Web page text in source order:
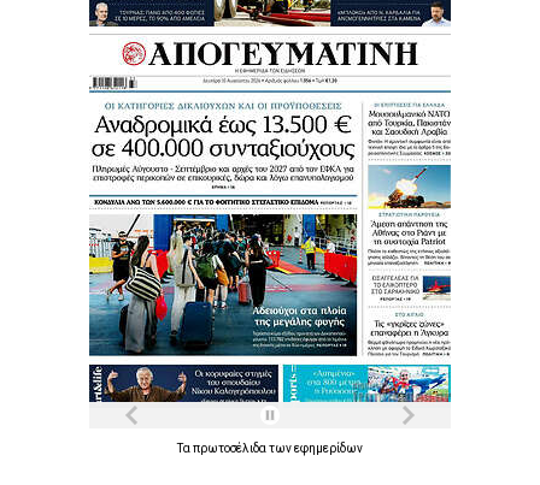
Ταπρωτοσέλιδατωνεφημερίδων